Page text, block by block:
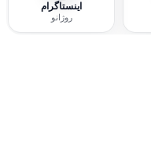
اینستاگرام
روژانو